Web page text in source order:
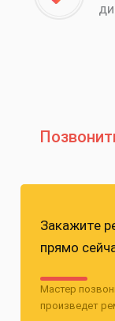
Закажите
прямо
Мастер
произведет